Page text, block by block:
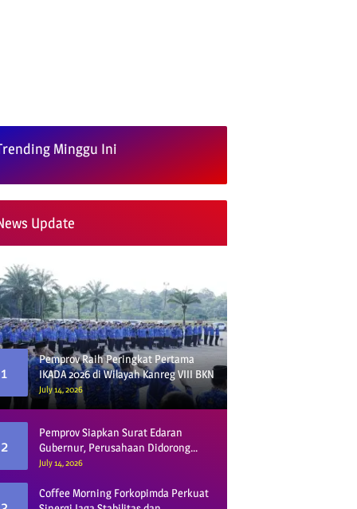
Minggu Ini
Update
1
Pemprov Raih Peringkat Pertama
IKADA 2026 di Wilayah Kanreg VIII BKN
July 14, 2026
2
Pemprov Siapkan Surat Edaran
Gubernur, Perusahaan Didorong
Gunakan Vendor Lokal dan Pelat KU
July 14, 2026
Coffee Morning Forkopimda Perkuat